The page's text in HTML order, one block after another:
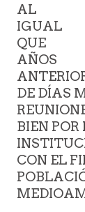
AL
IGUAL
QUE
AÑOS
DE DÍAS
BIEN POR
CON EL